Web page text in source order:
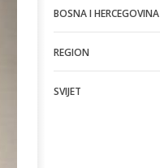
BOSNA I HERCEGOVINA
REGION
SVIJET